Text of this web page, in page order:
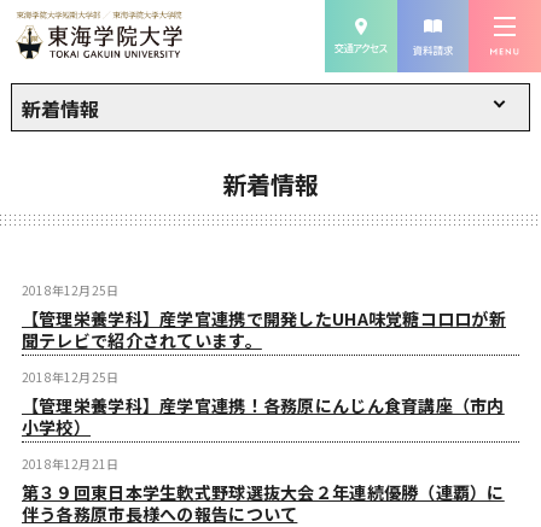
新着情報
新着情報
2018年12月25日
【管理栄養学科】産学官連携で開発したUHA味覚糖コロロが新
聞テレビで紹介されています。
2018年12月25日
【管理栄養学科】産学官連携！各務原にんじん食育講座（市内
小学校）
2018年12月21日
第３９回東日本学生軟式野球選抜大会２年連続優勝（連覇）に
伴う各務原市長様への報告について